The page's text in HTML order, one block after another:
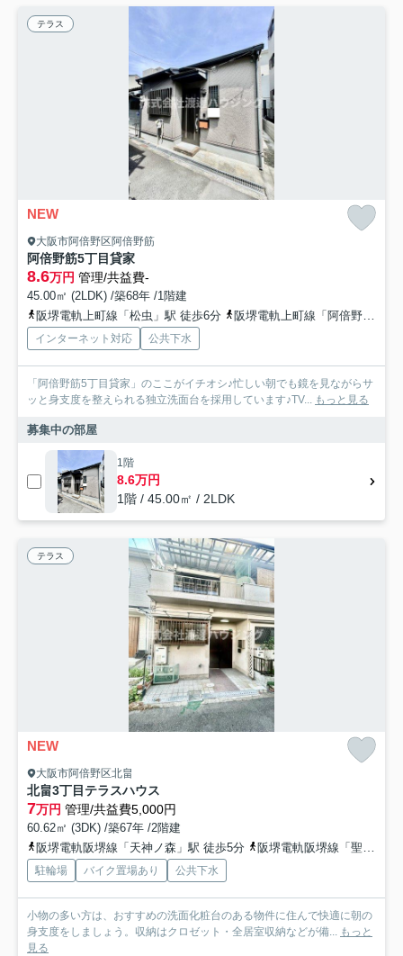
テラス
NEW
大阪市阿倍野区阿倍野筋
阿倍野筋5丁目貸家
8.6万円 管理/共益費-
45.00㎡ (2LDK) /築68年 /1階建
阪堺電軌上町線「松虫」駅 徒歩6分
阪堺電軌上町線「阿倍野」駅 徒歩6分
インターネット対応 公共下水
「阿倍野筋5丁目貸家」のここがイチオシ♪忙しい朝でも鏡を見ながらサ
ッと身支度を整えられる独立洗面台を採用しています♪TV... もっと見る
募集中の部屋
1階
8.6万円
1階 / 45.00㎡ / 2LDK
テラス
NEW
大阪市阿倍野区北畠
北畠3丁目テラスハウス
7万円 管理/共益費5,000円
60.62㎡ (3DK) /築67年 /2階建
阪堺電軌阪堺線「天神ノ森」駅 徒歩5分
阪堺電軌阪堺線「聖天坂」駅 徒歩7分
駐輪場 バイク置場あり 公共下水
小物の多い方は、おすすめの洗面化粧台のある物件に住んで快適に朝の
身支度をしましょう。収納はクロゼット・全居室収納などが備... もっと
見る